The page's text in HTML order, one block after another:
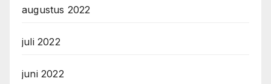
augustus 2022
juli 2022
juni 2022